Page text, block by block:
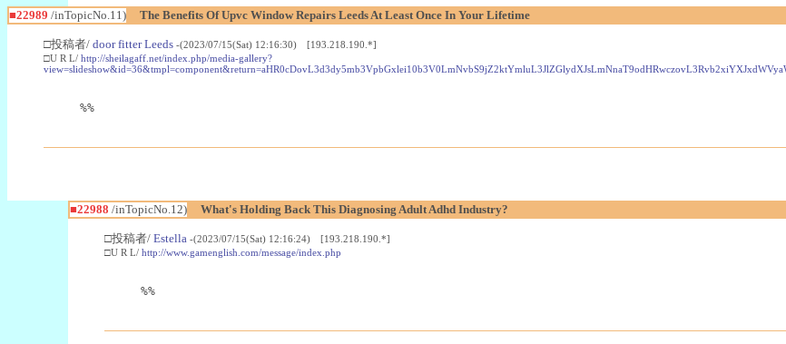
■22989 /inTopicNo.11) The Benefits Of Upvc Window Repairs Leeds At Least Once In Your Lifetime
□投稿者/ door fitter Leeds -(2023/07/15(Sat) 12:16:30) [193.218.190.*]
□U R L/ http://sheilagaff.net/index.php/media-gallery?
%%
■22988 /inTopicNo.12) What's Holding Back This Diagnosing Adult Adhd Industry?
□投稿者/ Estella -(2023/07/15(Sat) 12:16:24) [193.218.190.*]
□U R L/ http://www.gamenglish.com/message/index.php
%%